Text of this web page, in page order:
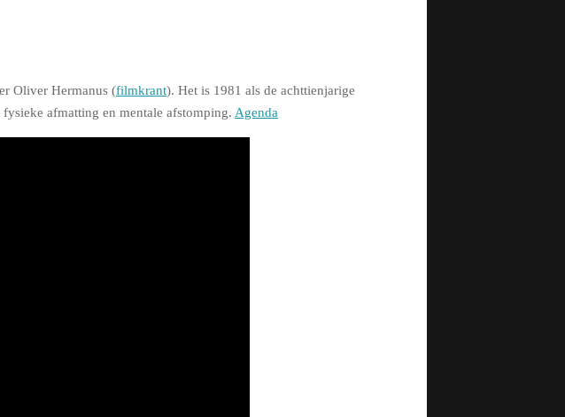
Oliver Hermanus (filmkrant). Het is 1981 als de achttienjarige
afmatting en mentale afstomping. Agenda